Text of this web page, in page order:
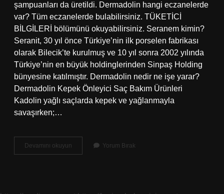
şampuanları da üretildi. Dermadolin hangi eczanelerde
var? Tüm eczanelerde bulabilirsiniz. TÜKETİCİ
BİLGİLERİ bölümünü okuyabilirsiniz. Seranem kimin?
Seranit, 30 yıl önce Türkiye’nin ilk porselen fabrikası
olarak Bilecik’te kurulmuş ve 10 yıl sonra 2002 yılında
Türkiye’nin en büyük holdinglerinden Sinpaş Holding
bünyesine katılmıştır. Dermadolin nedir ne işe yarar?
Dermadolin Kepek Önleyici Saç Bakım Ürünleri
Kadolin yağlı saçlarda kepek ve yağlanmayla
savaşırken;…
Devamını okuyun Dermadolin
Kimin
Yorum Bırak